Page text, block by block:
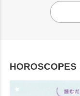
HOROSCOPES